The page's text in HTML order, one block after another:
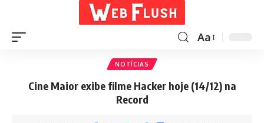
Aa
NOTÍCIAS
Cine Maior exibe filme Hacker hoje (14/12) na
Record